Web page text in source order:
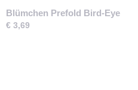
Blümchen Prefold Bird-Eye
€ 3,69